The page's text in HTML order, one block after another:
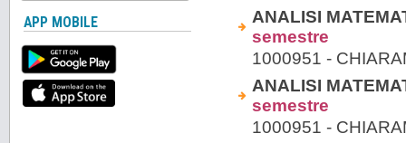
ANALISI
semestre
1000951 -
ANALISI
semestre
1000951 -
APP MOBILE